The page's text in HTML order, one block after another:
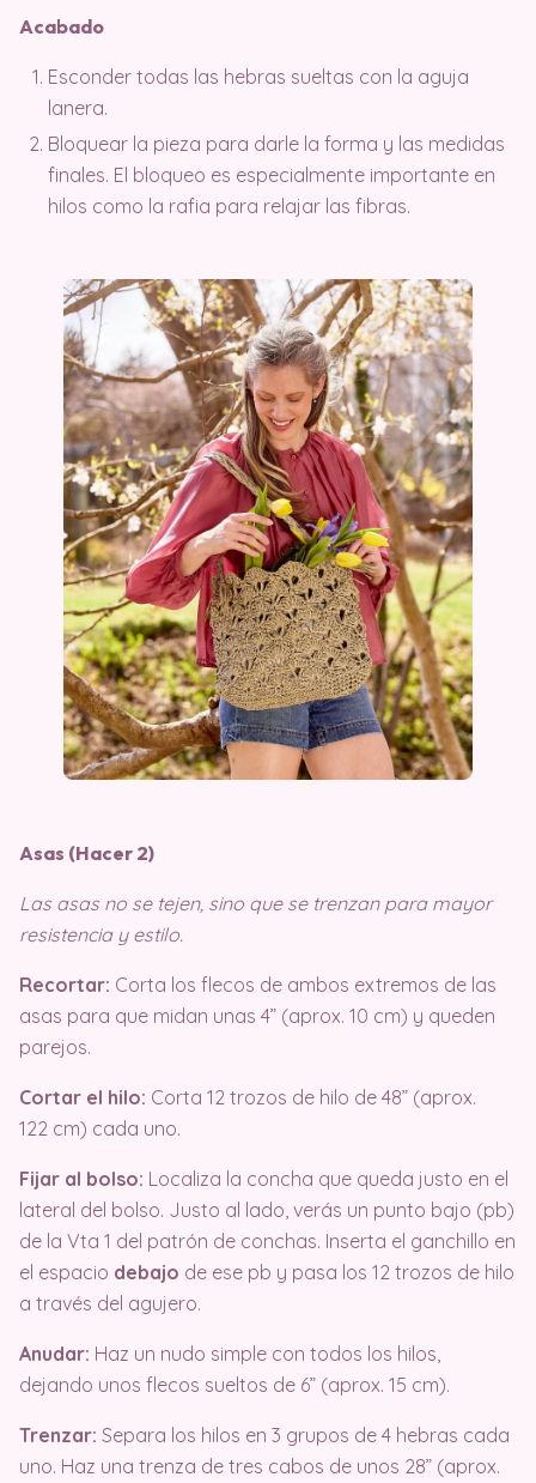
Acabado
Esconder todas las hebras sueltas con la aguja
lanera.
Bloquear la pieza para darle la forma y las medidas
finales. El bloqueo es especialmente importante en
hilos como la rafia para relajar las fibras.
Asas (Hacer 2)
Las asas no se tejen, sino que se trenzan para mayor
resistencia y estilo.
Recortar: Corta los flecos de ambos extremos de las
asas para que midan unas 4” (aprox. 10 cm) y queden
parejos.
Cortar el hilo: Corta 12 trozos de hilo de 48” (aprox.
122 cm) cada uno.
Fijar al bolso: Localiza la concha que queda justo en el
lateral del bolso. Justo al lado, verás un punto bajo (pb)
de la Vta 1 del patrón de conchas. Inserta el ganchillo en
el espacio debajo de ese pb y pasa los 12 trozos de hilo
a través del agujero.
Anudar: Haz un nudo simple con todos los hilos,
dejando unos flecos sueltos de 6” (aprox. 15 cm).
Trenzar: Separa los hilos en 3 grupos de 4 hebras cada
uno. Haz una trenza de tres cabos de unos 28” (aprox.